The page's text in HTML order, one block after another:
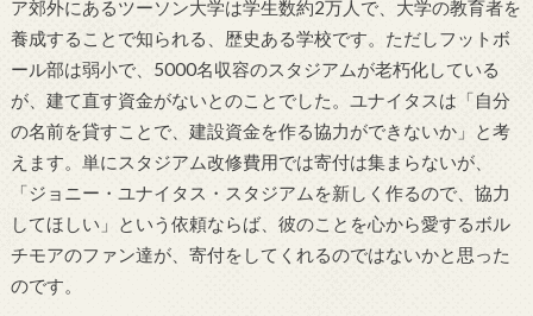
ア郊外にあるツーソン大学は学生数約2万人で、大学の教育者を
養成することで知られる、歴史ある学校です。ただしフットボ
ール部は弱小で、5000名収容のスタジアムが老朽化している
が、建て直す資金がないとのことでした。ユナイタスは「自分
の名前を貸すことで、建設資金を作る協力ができないか」と考
えます。単にスタジアム改修費用では寄付は集まらないが、
「ジョニー・ユナイタス・スタジアムを新しく作るので、協力
してほしい」という依頼ならば、彼のことを心から愛するボル
チモアのファン達が、寄付をしてくれるのではないかと思った
のです。